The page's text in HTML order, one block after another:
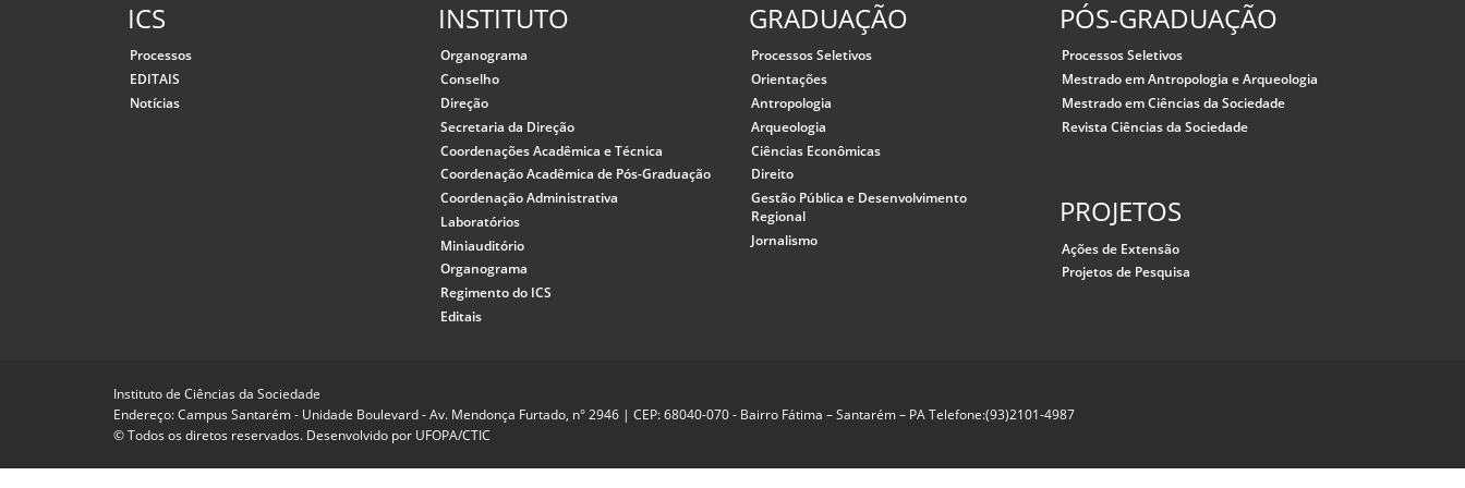
ICS
Processos
EDITAIS
Notícias
INSTITUTO
Organograma
Conselho
Direção
Secretaria da Direção
Coordenações Acadêmica e Técnica
Coordenação Acadêmica de Pós-Graduação
Coordenação Administrativa
Laboratórios
Miniauditório
Organograma
Regimento do ICS
Editais
GRADUAÇÃO
Processos Seletivos
Orientações
Antropologia
Arqueologia
Ciências Econômicas
Direito
Gestão Pública e Desenvolvimento
Regional
Jornalismo
PÓS-GRADUAÇÃO
Processos Seletivos
Mestrado em Antropologia e Arqueologia
Mestrado em Ciências da Sociedade
Revista Ciências da Sociedade
PROJETOS
Ações de Extensão
Projetos de Pesquisa
Instituto de Ciências da Sociedade
Endereço: Campus Santarém - Unidade Boulevard - Av. Mendonça Furtado, n° 2946 | CEP: 68040-070 - Bairro Fátima – Santarém – PA Telefone:(93)2101-4987
© Todos os diretos reservados. Desenvolvido por UFOPA/CTIC